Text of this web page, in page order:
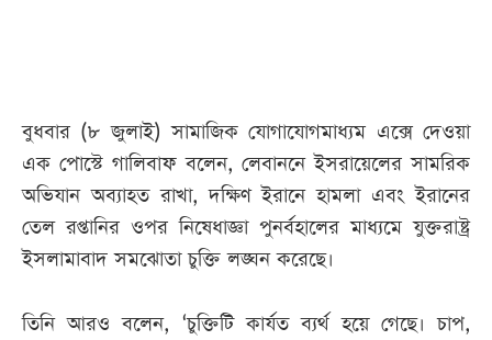
বুধবার (৮ জুলাই) সামাজিক যোগাযোগমাধ্যম এক্সে দেওয়া
এক পোস্টে গালিবাফ বলেন, লেবাননে ইসরায়েলের সামরিক
অভিযান অব্যাহত রাখা, দক্ষিণ ইরানে হামলা এবং ইরানের
তেল রপ্তানির ওপর নিষেধাজ্ঞা পুনর্বহালের মাধ্যমে যুক্তরাষ্ট্র
ইসলামাবাদ সমঝোতা চুক্তি লঙ্ঘন করেছে।
তিনি আরও বলেন, ‘চুক্তিটি কার্যত ব্যর্থ হয়ে গেছে। চাপ,